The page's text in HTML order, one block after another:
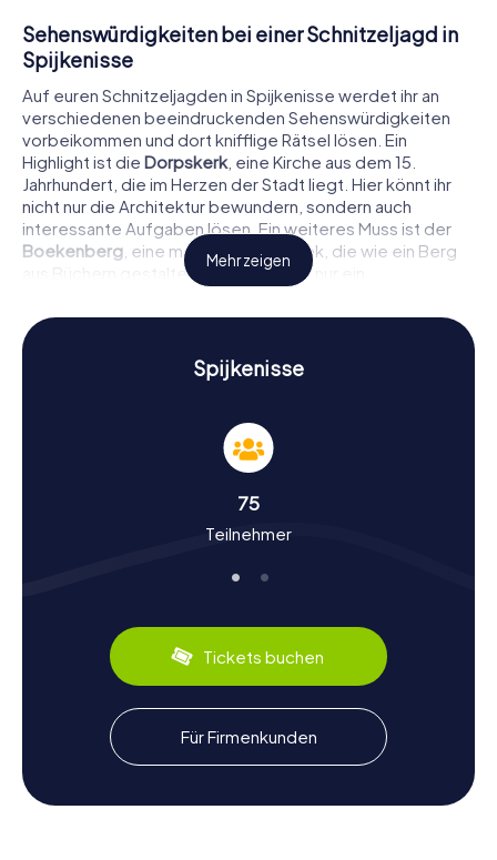
Sehenswürdigkeiten bei einer Schnitzeljagd in
Spijkenisse
Auf euren Schnitzeljagden in Spijkenisse werdet ihr an
verschiedenen beeindruckenden Sehenswürdigkeiten
vorbeikommen und dort knifflige Rätsel lösen. Ein
Highlight ist die Dorpskerk, eine Kirche aus dem 15.
Jahrhundert, die im Herzen der Stadt liegt. Hier könnt ihr
nicht nur die Architektur bewundern, sondern auch
interessante Aufgaben lösen. Ein weiteres Muss ist der
Boekenberg , eine moderne Bibliothek, die wie ein Berg
aus Büchern gestaltet ist. Sie ist nicht nur ein
zahlreiche Verstecke für eure Schnitzeljagd in Spijkenisse.
Auch das
ihr spannende Rätsel lösen könnt, während ihr mehr über
das kulturelle Leben der Stadt erfahrt.
Geschichte und Kultur bei einer Schnitzeljagd in
tiefe Einblicke in die Geschichte und Kultur der Stadt.
Spijkenisse wurde bereits um 2200 v. Chr. von Jägern der
das Dorf rund um einen Deich und eine Kirche. Besonders
haben, darunter eine römische Grabstätte im Stadtpark.
Bei einer Schnitzeljagd in Spijkenisse könnt ihr mehr über
diese historische Entwicklung erfahren und dabei
spannende Fakten entdecken. Wusstet ihr zum Beispiel,
dass Spijkenisse im Jahr 1958 als „Wachstumsgemeinde“
ausgewiesen wurde und seitdem rasant gewachsen ist?
Kulinarisch könnt ihr euch auf typisch niederländische
Spezialitäten freuen, wie zum Beispiel den „Stroopwafel“,
der in vielen lokalen Cafés angeboten wird.
Mehr zeigen
Spijkenisse
75
Teilnehmer
Tickets buchen
Für Firmenkunden